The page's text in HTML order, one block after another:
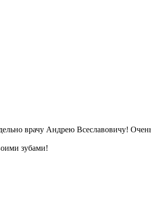
врачу Андрею Всеславовичу!
зубами!